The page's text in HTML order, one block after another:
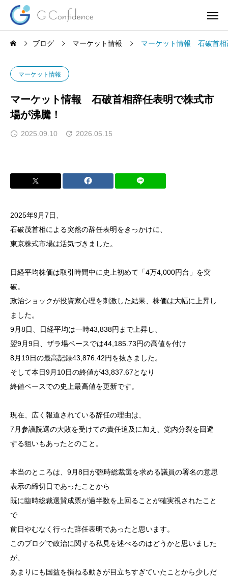
ブログ マーケット情報 マーケット情報 石破首相
マーケット情報
マーケット情報 石破首相辞任表明で株式市
場が沸騰！
2025.09.10 2026.05.15
2025年9月7日、
石破茂首相による突然の辞任表明をきっかけに、
東京株式市場は活気づきました。
日経平均株価は取引時間中に史上初めて「4万4,000円台」を突
破。
政治ショックが投資家心理を刺激した結果、株価は大幅に上昇し
ました。
9月8日、日経平均は一時43,838円まで上昇し、
翌9月9日、ザラ場ベースでは44,185.73円の高値を付け
8月19日の最高記録43,876.42円を抜きました。
そして本日9月10日の終値が43,837.67となり
終値ベースでの史上最高値を更新です。
現在、広く報道されている辞任の理由は、
7月参議院選の大敗を受けての責任追及に加え、党内分裂を回避
する狙いもあったとのこと。
本当のところは、9月8日が臨時総裁選を求める議員の署名の意思
表示の締切日であったことから
既に臨時総裁選賛成票が過半数を上回ることが確実視されたこと
で
前日やむなく行った辞任表明であったと思います。
このブログで政治に関する私見を述べるのはどうかと思いました
が、
あまりにも国益を損ねる動きが目立ちすぎていたことから少しだ